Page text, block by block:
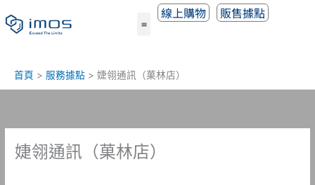
至
線上購物 販售據點
首頁 服務據點 婕翎通訊（菓林店）
婕翎通訊（菓林店）